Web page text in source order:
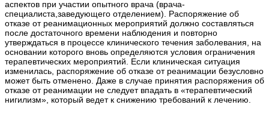
аспектов при участии опытного врача (врача-
специалиста,заведующего отделением). Распоряжение об
отказе от реанимационных мероприятий должно составляться
после достаточного времени наблюдения и повторно
утверждаться в процессе клинического течения заболевания, на
основании которого вновь определяются условия ограничения
терапевтических мероприятий. Если клиническая ситуация
изменилась, распоряжение об отказе от реанимации безусловно
может быть отменено. Даже в случае принятия распоряжения об
отказе от реанимации не следует впадать в «терапевтический
нигилизм», который ведет к снижению требований к лечению.